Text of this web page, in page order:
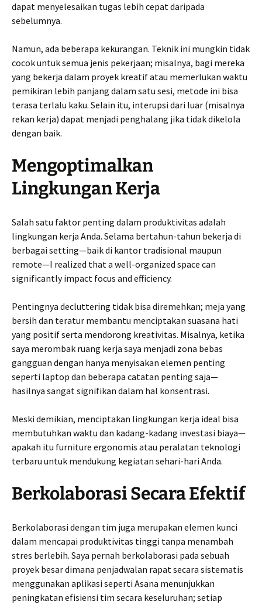
dapat menyelesaikan tugas lebih cepat daripada
sebelumnya.
Namun, ada beberapa kekurangan. Teknik ini mungkin tidak
cocok untuk semua jenis pekerjaan; misalnya, bagi mereka
yang bekerja dalam proyek kreatif atau memerlukan waktu
pemikiran lebih panjang dalam satu sesi, metode ini bisa
terasa terlalu kaku. Selain itu, interupsi dari luar (misalnya
rekan kerja) dapat menjadi penghalang jika tidak dikelola
dengan baik.
Mengoptimalkan
Lingkungan Kerja
Salah satu faktor penting dalam produktivitas adalah
lingkungan kerja Anda. Selama bertahun-tahun bekerja di
berbagai setting—baik di kantor tradisional maupun
remote—I realized that a well-organized space can
significantly impact focus and efficiency.
Pentingnya decluttering tidak bisa diremehkan; meja yang
bersih dan teratur membantu menciptakan suasana hati
yang positif serta mendorong kreativitas. Misalnya, ketika
saya merombak ruang kerja saya menjadi zona bebas
gangguan dengan hanya menyisakan elemen penting
seperti laptop dan beberapa catatan penting saja—
hasilnya sangat signifikan dalam hal konsentrasi.
Meski demikian, menciptakan lingkungan kerja ideal bisa
membutuhkan waktu dan kadang-kadang investasi biaya—
apakah itu furniture ergonomis atau peralatan teknologi
terbaru untuk mendukung kegiatan sehari-hari Anda.
Berkolaborasi Secara Efektif
Berkolaborasi dengan tim juga merupakan elemen kunci
dalam mencapai produktivitas tinggi tanpa menambah
stres berlebih. Saya pernah berkolaborasi pada sebuah
proyek besar dimana penjadwalan rapat secara sistematis
menggunakan aplikasi seperti Asana menunjukkan
peningkatan efisiensi tim secara keseluruhan; setiap